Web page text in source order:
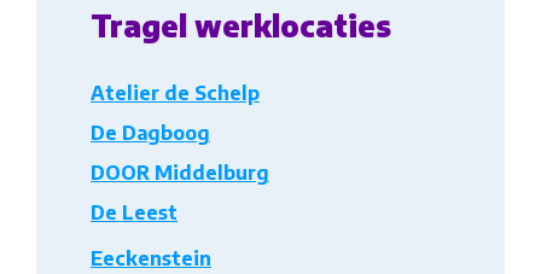
Tragel werklocaties
Atelier de Schelp
De Dagboog
DOOR Middelburg
De Leest
Eeckenstein